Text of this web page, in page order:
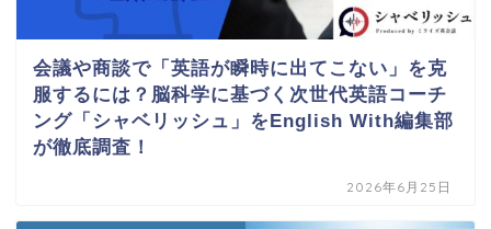
会議や商談で「英語が瞬時に出てこない」を克
服するには？脳科学に基づく次世代英語コーチ
ング「シャベリッシュ」をEnglish With編集部
が徹底調査！
2026年6月25日